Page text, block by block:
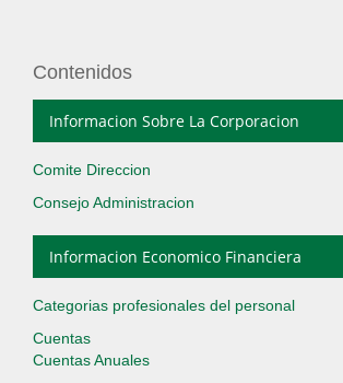
Contenidos
Informacion Sobre La Corporacion
Comite Direccion
Consejo Administracion
Informacion Economico Financiera
Categorias profesionales del personal
Cuentas
Cuentas Anuales